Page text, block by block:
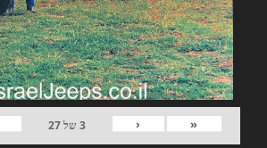
«
‹
3של27